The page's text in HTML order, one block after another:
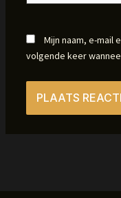
Mijn naam, e-mail
volgende keer